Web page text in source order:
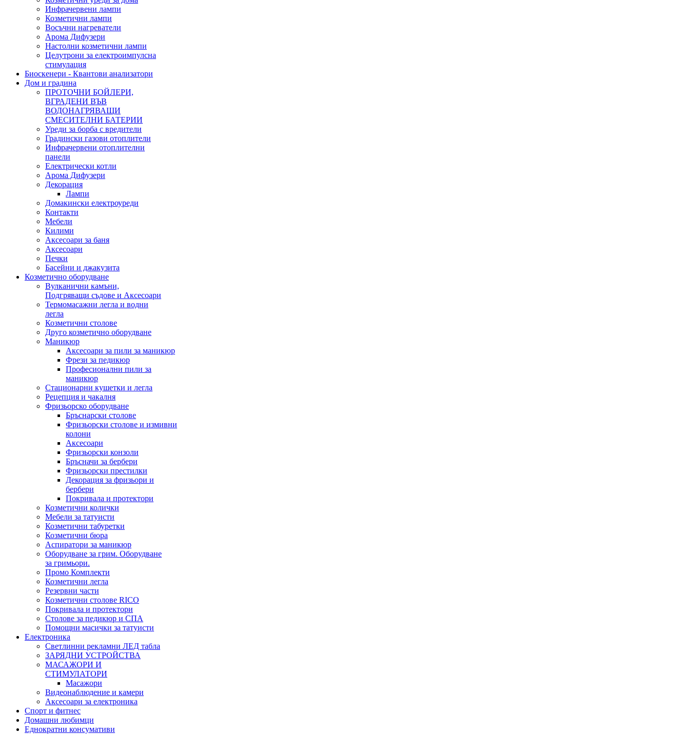
Инфрачервени лампи
Козметични лампи
Восъчни нагреватели
Арома Дифузери
Настолни козметични лампи
Целутрони за електроимпулсна
стимулация
Биоскенери - Квантови анализатори
Дом и градина
ПРОТОЧНИ БОЙЛЕРИ,
ВГРАДЕНИ ВЪВ
ВОДОНАГРЯВАЩИ
СМЕСИТЕЛНИ БАТЕРИИ
Уреди за борба с вредители
Градински газови отоплители
Инфрачервени отоплителни
панели
Електрически котли
Арома Дифузери
Декорация
Лампи
Домакински електроуреди
Контакти
Мебели
Килими
Аксесоари за баня
Аксесоари
Печки
Басейни и джакузита
Козметично оборудване
Вулканични камъни,
Подгряващи съдове и Аксесоари
Термомасажни легла и водни
легла
Козметични столове
Друго козметично оборудване
Маникюр
Аксесоари за пили за маникюр
Фрези за педикюр
Професионални пили за
маникюр
Стационарни кушетки и легла
Рецепция и чакалня
Фризьорско оборудване
Бръснарски столове
Фризьорски столове и измивни
колони
Аксесоари
Фризьорски конзоли
Бръсначи за бербери
Фризьорски престилки
Декорация за фризьори и
бербери
Покривала и протектори
Козметични колички
Мебели за татуисти
Козметични табуретки
Козметични бюра
Аспиратори за маникюр
Оборудване за грим. Оборудване
за гримьори.
Промо Комплекти
Козметични легла
Резервни части
Козметични столове RICO
Покривала и протектори
Столове за педикюр и СПА
Помощни масички за татуисти
Електроника
Светлинни рекламни ЛЕД табла
ЗАРЯДНИ УСТРОЙСТВА
МАСАЖОРИ И
СТИМУЛАТОРИ
Масажори
Видеонаблюдение и камери
Аксесоари за електроника
Спорт и фитнес
Домашни любимци
Еднократни консумативи